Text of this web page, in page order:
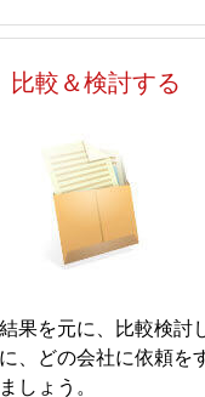
5,800万円
住吉(
7,500万円
住吉(
5,100万円
990万円
2,600万円
3,600万円
住吉(
5,000万円
比較＆検討する
果を元に、比較検討
、どの会社に依頼を
しょう。